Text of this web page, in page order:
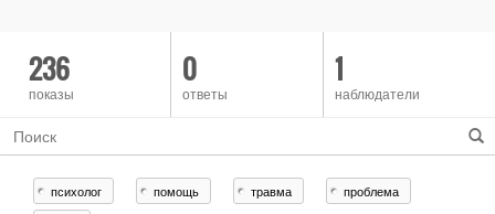
236
показы
0
ответы
1
наблюдатели
психолог помощь травма
проблема